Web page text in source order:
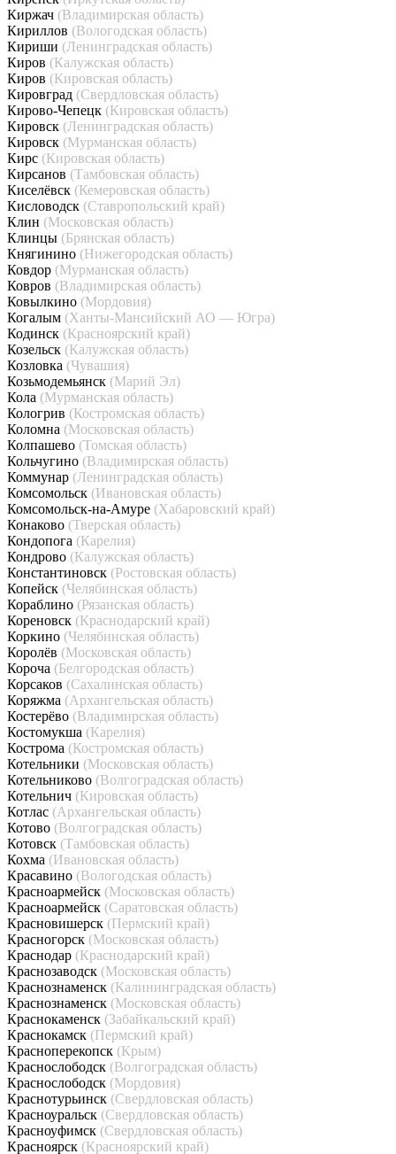
Киржач (Владимирская область)
Кириллов (Вологодская область)
Кириши (Ленинградская область)
Киров (Калужская область)
Киров (Кировская область)
Кировград (Свердловская область)
Кирово-Чепецк (Кировская область)
Кировск (Ленинградская область)
Кировск (Мурманская область)
Кирс (Кировская область)
Кирсанов (Тамбовская область)
Киселёвск (Кемеровская область)
Кисловодск (Ставропольский край)
Клин (Московская область)
Клинцы (Брянская область)
Княгинино (Нижегородская область)
Ковдор (Мурманская область)
Ковров (Владимирская область)
Ковылкино (Мордовия)
Когалым (Ханты-Мансийский АО — Югра)
Кодинск (Красноярский край)
Козельск (Калужская область)
Козловка (Чувашия)
Козьмодемьянск (Марий Эл)
Кола (Мурманская область)
Кологрив (Костромская область)
Коломна (Московская область)
Колпашево (Томская область)
Кольчугино (Владимирская область)
Коммунар (Ленинградская область)
Комсомольск (Ивановская область)
Комсомольск-на-Амуре (Хабаровский край)
Конаково (Тверская область)
Кондопога (Карелия)
Кондрово (Калужская область)
Константиновск (Ростовская область)
Копейск (Челябинская область)
Кораблино (Рязанская область)
Кореновск (Краснодарский край)
Коркино (Челябинская область)
Королёв (Московская область)
Короча (Белгородская область)
Корсаков (Сахалинская область)
Коряжма (Архангельская область)
Костерёво (Владимирская область)
Костомукша (Карелия)
Кострома (Костромская область)
Котельники (Московская область)
Котельниково (Волгоградская область)
Котельнич (Кировская область)
Котлас (Архангельская область)
Котово (Волгоградская область)
Котовск (Тамбовская область)
Кохма (Ивановская область)
Красавино (Вологодская область)
Красноармейск (Московская область)
Красноармейск (Саратовская область)
Красновишерск (Пермский край)
Красногорск (Московская область)
Краснодар (Краснодарский край)
Краснозаводск (Московская область)
Краснознаменск (Калининградская область)
Краснознаменск (Московская область)
Краснокаменск (Забайкальский край)
Краснокамск (Пермский край)
Красноперекопск (Крым)
Краснослободск (Волгоградская область)
Краснослободск (Мордовия)
Краснотурьинск (Свердловская область)
Красноуральск (Свердловская область)
Красноуфимск (Свердловская область)
Красноярск (Красноярский край)